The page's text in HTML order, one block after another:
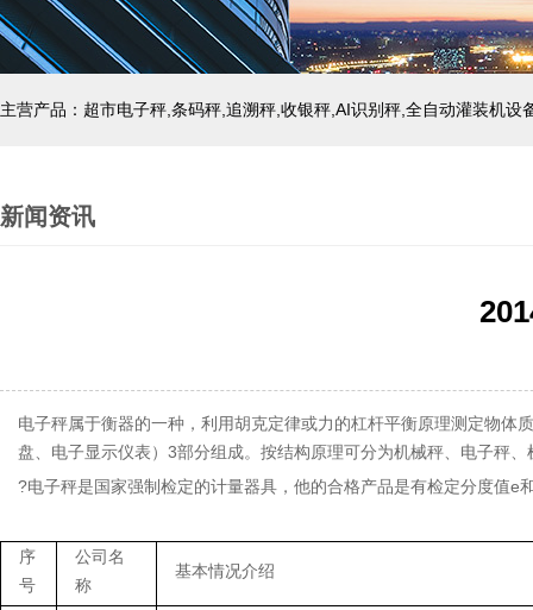
主营产品：超市电子秤,条码秤,追溯秤,收银秤,AI识别秤,全自动灌装机设
新闻资讯
电子秤属于衡器的一种，利用胡克定律或力的杠杆平衡原理测定物
盘、电子显示仪表）3部分组成。按结构原理可分为机械秤、电子秤
?电子秤是国家强制检定的计量器具，他的合格产品是有检定分度值e
序
号
公司名
称
基本情况介绍